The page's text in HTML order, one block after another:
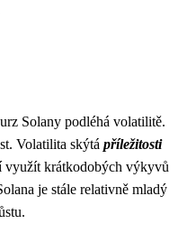
Solany podléhá volatilitě.
Volatilita skýtá příležitosti
využít krátkodobých výkyvů
je stále relativně mladý